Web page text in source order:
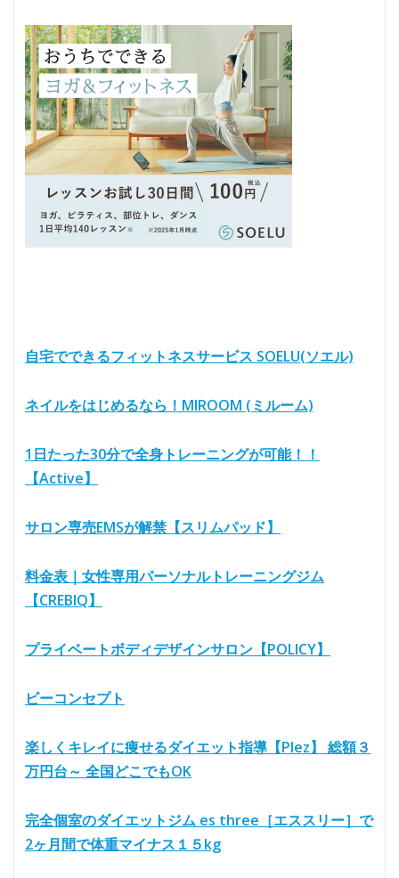
自宅でできるフィットネスサービス SOELU(ソエル)
ネイルをはじめるなら！MIROOM (ミルーム)
1日たった30分で全身トレーニングが可能！！
【Active】
サロン専売EMSが解禁【スリムパッド】
料金表｜女性専用パーソナルトレーニングジム
【CREBIQ】
プライベートボディデザインサロン【POLICY】
ビーコンセプト
楽しくキレイに痩せるダイエット指導【Plez】 総額３
万円台～ 全国どこでもOK
完全個室のダイエットジム es three［エススリー］で
2ヶ月間で体重マイナス１５kg